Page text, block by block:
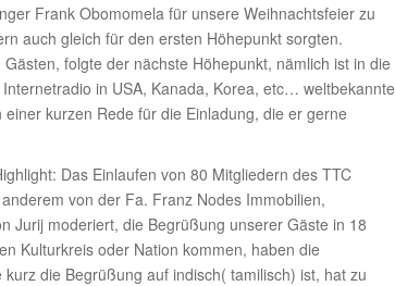
Frank Obomomela für unsere Weihnachtsfeier zu
auch gleich für den ersten Höhepunkt sorgten.
folgte der nächste Höhepunkt, nämlich ist in die
in USA, Kanada, Korea, etc… weltbekannte
kurzen Rede für die Einladung, die er gerne
Das Einlaufen von 80 Mitgliedern des TTC
von der Fa. Franz Nodes Immobilien,
Jurij moderiert, die Begrüßung unserer Gäste in 18
Kulturkreis oder Nation kommen, haben die
die Begrüßung auf indisch( tamilisch) ist, hat zu